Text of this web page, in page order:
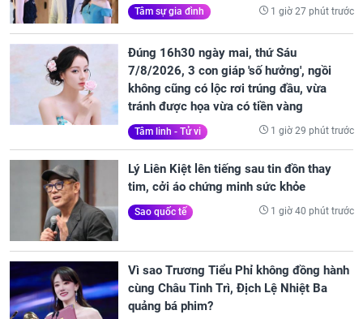
Tâm sự gia đình 1 giờ 27 phút trước
Đúng 16h30 ngày mai, thứ Sáu
7/8/2026, 3 con giáp 'số hưởng', ngồi
không cũng có lộc rơi trúng đầu, vừa
tránh được họa vừa có tiền vàng
Tâm linh - Tử vi 1 giờ 29 phút trước
Lý Liên Kiệt lên tiếng sau tin đồn thay
tim, cởi áo chứng minh sức khỏe
Sao quốc tế 1 giờ 40 phút trước
Vì sao Trương Tiểu Phỉ không đồng hành
cùng Châu Tinh Trì, Địch Lệ Nhiệt Ba
quảng bá phim?